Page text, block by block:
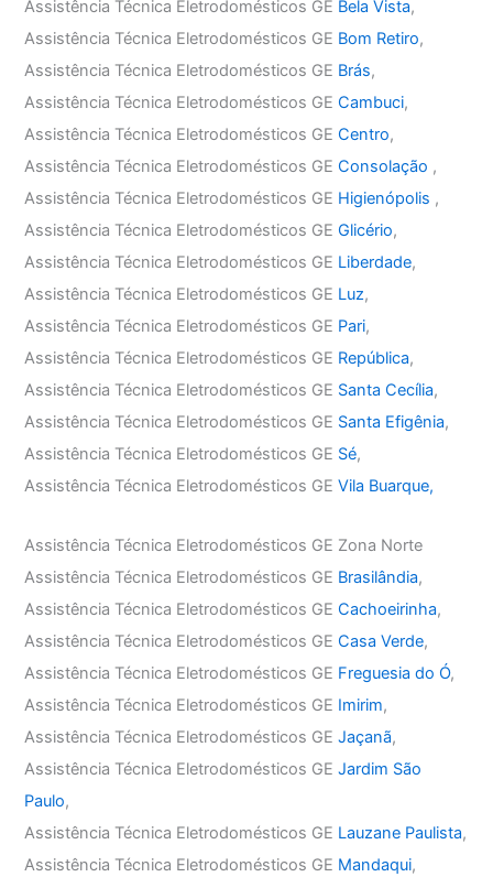
Assistência Técnica Eletrodomésticos GE Bela Vista,
Assistência Técnica Eletrodomésticos GE Bom Retiro,
Assistência Técnica Eletrodomésticos GE Brás,
Assistência Técnica Eletrodomésticos GECambuci,
Assistência Técnica Eletrodomésticos GECentro,
Assistência Técnica Eletrodomésticos GEConsolação ,
Assistência Técnica Eletrodomésticos GE Higienópolis ,
Assistência Técnica Eletrodomésticos GEGlicério,
Assistência Técnica Eletrodomésticos GE Liberdade,
Assistência Técnica Eletrodomésticos GE Luz,
Assistência Técnica Eletrodomésticos GE Pari,
Assistência Técnica Eletrodomésticos GE República,
Assistência Técnica Eletrodomésticos GE Santa Cecília,
Assistência Técnica Eletrodomésticos GE Santa Efigênia,
Assistência Técnica Eletrodomésticos GE Sé,
Assistência Técnica Eletrodomésticos GEVila Buarque,
Assistência Técnica Eletrodomésticos GE Zona Norte
Assistência Técnica Eletrodomésticos GE Brasilândia,
Assistência Técnica Eletrodomésticos GECachoeirinha,
Assistência Técnica Eletrodomésticos GECasa Verde,
Assistência Técnica Eletrodomésticos GE Freguesia do Ó,
Assistência Técnica Eletrodomésticos GE Imirim,
Assistência Técnica Eletrodomésticos GEJaçanã,
Assistência Técnica Eletrodomésticos GEJardim São
Paulo,
Assistência Técnica Eletrodomésticos GE Lauzane Paulista,
Assistência Técnica Eletrodomésticos GE Mandaqui,